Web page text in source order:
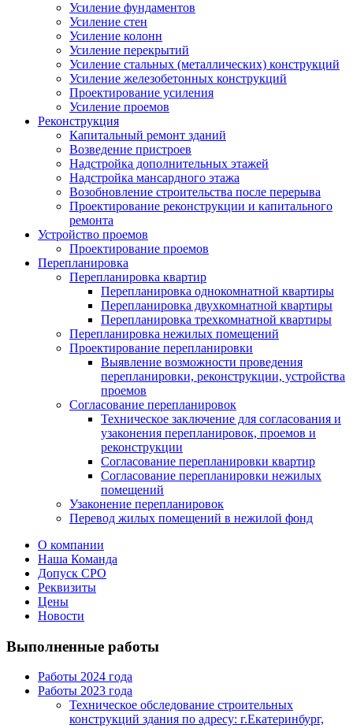
Усиление фундаментов
Усиление стен
Усиление колонн
Усиление перекрытий
Усиление стальных (металлических) конструкций
Усиление железобетонных конструкций
Проектирование усиления
Усиление проемов
Реконструкция
Капитальный ремонт зданий
Возведение пристроев
Надстройка дополнительных этажей
Надстройка мансардного этажа
Возобновление строительства после перерыва
Проектирование реконструкции и капитального
ремонта
Устройство проемов
Проектирование проемов
Перепланировка
Перепланировка квартир
Перепланировка однокомнатной квартиры
Перепланировка двухкомнатной квартиры
Перепланировка трехкомнатной квартиры
Перепланировка нежилых помещений
Проектирование перепланировки
Выявление возможности проведения
перепланировки, реконструкции, устройства
проемов
Согласование перепланировок
Техническое заключение для согласования и
узаконения перепланировок, проемов и
реконструкции
Согласование перепланировки квартир
Согласование перепланировки нежилых
помещений
Узаконение перепланировок
Перевод жилых помещений в нежилой фонд
О компании
Наша Команда
Допуск СРО
Реквизиты
Цены
Новости
Выполненные работы
Работы 2024 года
Работы 2023 года
Техническое обследование строительных
конструкций здания по адресу: г.Екатеринбург,